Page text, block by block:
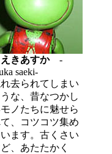
きあすか-
saeki-
去られてしまい
な、昔なつかし
ノたちに魅せら
、コツコツ集め
ます。古くさい
、あたたかく